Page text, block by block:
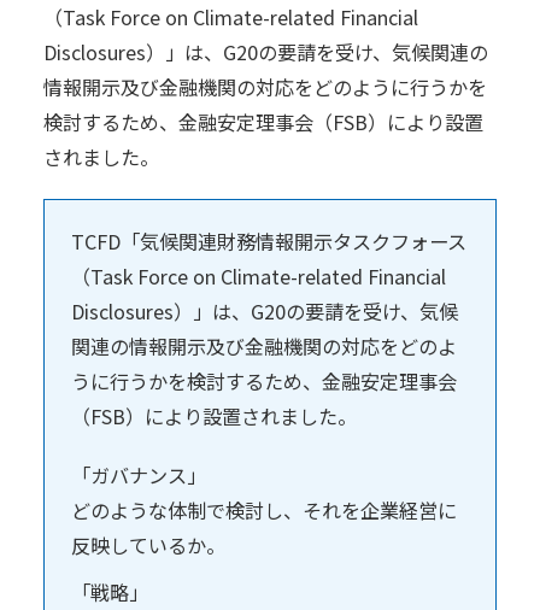
2025年
2024年
2023年
2022年
2021年
2020年
企業情報
メッセージ
会社概要
オフィス
環境・サステナビリティ
情報セキュリティ
（Task Force on Climate-related Financial
Disclosures）」は、G20の要請を受け、気候関連の
情報開示及び金融機関の対応をどのように行うかを
検討するため、金融安定理事会（FSB）により設置
されました。
TCFD「気候関連財務情報開示タスクフォース
（Task Force on Climate-related Financial
Disclosures）」は、G20の要請を受け、気候
関連の情報開示及び金融機関の対応をどのよ
うに行うかを検討するため、金融安定理事会
（FSB）により設置されました。
「ガバナンス」
どのような体制で検討し、それを企業経営に
反映しているか。
「戦略」